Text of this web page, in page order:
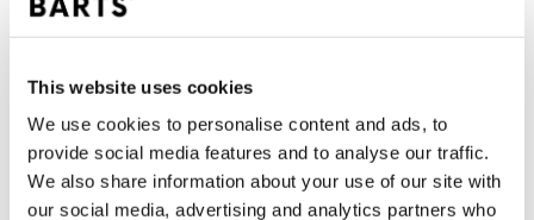
This website uses cookies
We use cookies to personalise content and ads, to
provide social media features and to analyse our traffic.
We also share information about your use of our site with
our social media, advertising and analytics partners who
Bestellingen die op werkdagen vóór 12:00 uur
worden geplaatst, worden dezelfde dag verzonden
NL
Binnen 30 dagen retourneren